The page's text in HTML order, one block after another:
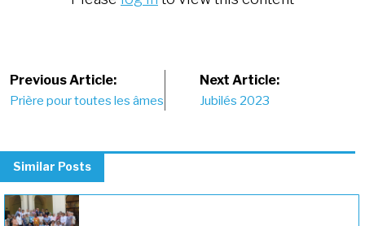
Post
navigation
Previous Article:
Prière pour toutes les âmes
Next Article:
Jubilés 2023
Similar Posts